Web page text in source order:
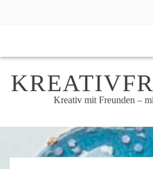
Kreativ mit Freunden –